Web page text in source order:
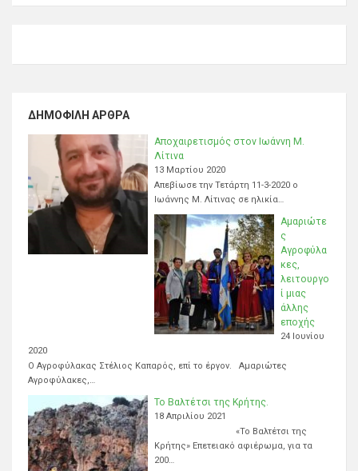
ΔΗΜΟΦΙΛΉ ΆΡΘΡΑ
Αποχαιρετισμός στον Ιωάννη Μ.
Λίτινα
13 Μαρτίου 2020
Απεβίωσε την Τετάρτη 11-3-2020 ο
Ιωάννης Μ. Λίτινας σε ηλικία…
Αμαριώτε
ς
Αγροφύλα
κες,
λειτουργο
ί μιας
άλλης
εποχής
24 Ιουνίου
2020
Ο Αγροφύλακας Στέλιος Καπαρός, επί το έργον. Αμαριώτες
Αγροφύλακες,…
Το Βαλτέτσι της Κρήτης.
18 Απριλίου 2021
«Το Βαλτέτσι της
Κρήτης» Επετειακό αφιέρωμα, για τα
200…